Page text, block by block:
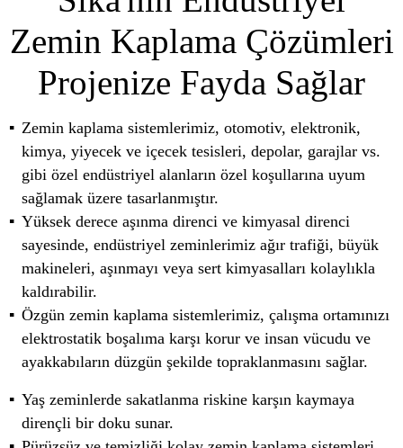
Zemin Kaplama Çözümleri
Projenize Fayda Sağlar
Zemin kaplama sistemlerimiz, otomotiv, elektronik,
kimya, yiyecek ve içecek tesisleri, depolar, garajlar vs.
gibi özel endüstriyel alanların özel koşullarına uyum
sağlamak üzere tasarlanmıştır.
Yüksek derece aşınma direnci ve kimyasal direnci
sayesinde, endüstriyel zeminlerimiz ağır trafiği, büyük
makineleri, aşınmayı veya sert kimyasalları kolaylıkla
kaldırabilir.
Özgün zemin kaplama sistemlerimiz, çalışma ortamınızı
elektrostatik boşalıma karşı korur ve insan vücudu ve
ayakkabıların düzgün şekilde topraklanmasını sağlar.
Yaş zeminlerde sakatlanma riskine karşın kaymaya
dirençli bir doku sunar.